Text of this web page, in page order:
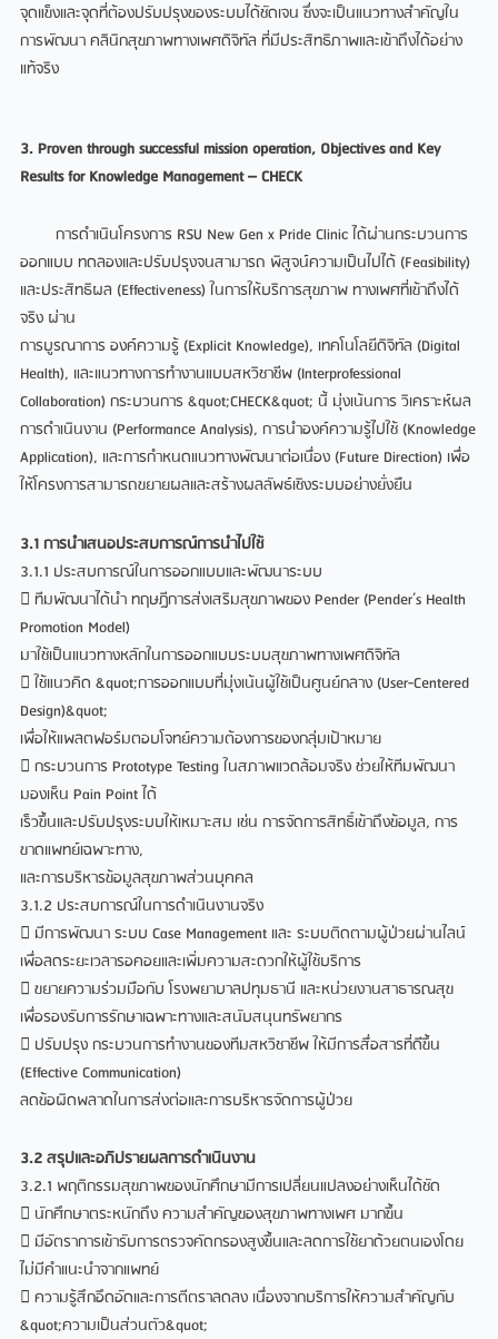
จุดแข็งและจุดที่ต้องปรับปรุงของระบบได้ชัดเจน ซึ่งจะเป็นแนวทางสำคัญใน
การพัฒนา คลินิกสุขภาพทางเพศดิจิทัล ที่มีประสิทธิภาพและเข้าถึงได้อย่าง
แท้จริง
3. Proven through successful mission operation, Objectives and Key
Results for Knowledge Management – CHECK
การดำเนินโครงการ RSU New Gen x Pride Clinic ได้ผ่านกระบวนการ
ออกแบบ ทดลองและปรับปรุงจนสามารถ พิสูจน์ความเป็นไปได้ (Feasibility)
และประสิทธิผล (Effectiveness) ในการให้บริการสุขภาพ ทางเพศที่เข้าถึงได้
จริง ผ่าน
การบูรณาการ องค์ความรู้ (Explicit Knowledge), เทคโนโลยีดิจิทัล (Digital
Health), และแนวทางการทำงานแบบสหวิชาชีพ (Interprofessional
Collaboration) กระบวนการ &quot;CHECK&quot; นี้ มุ่งเน้นการ วิเคราะห์ผล
การดำเนินงาน (Performance Analysis), การนำองค์ความรู้ไปใช้ (Knowledge
Application), และการกำหนดแนวทางพัฒนาต่อเนื่อง (Future Direction) เพื่อ
ให้โครงการสามารถขยายผลและสร้างผลลัพธ์เชิงระบบอย่างยั่งยืน
3.1 การนำเสนอประสบการณ์การนำไปใช้
3.1.1 ประสบการณ์ในการออกแบบและพัฒนาระบบ
 ทีมพัฒนาได้นำ ทฤษฎีการส่งเสริมสุขภาพของ Pender (Pender’s Health
Promotion Model)
มาใช้เป็นแนวทางหลักในการออกแบบระบบสุขภาพทางเพศดิจิทัล
 ใช้แนวคิด &quot;การออกแบบที่มุ่งเน้นผู้ใช้เป็นศูนย์กลาง (User-Centered
Design)&quot;
เพื่อให้แพลตฟอร์มตอบโจทย์ความต้องการของกลุ่มเป้าหมาย
 กระบวนการ Prototype Testing ในสภาพแวดล้อมจริง ช่วยให้ทีมพัฒนา
มองเห็น Pain Point ได้
เร็วขึ้นและปรับปรุงระบบให้เหมาะสม เช่น การจัดการสิทธิ์เข้าถึงข้อมูล, การ
ขาดแพทย์เฉพาะทาง,
และการบริหารข้อมูลสุขภาพส่วนบุคคล
3.1.2 ประสบการณ์ในการดำเนินงานจริง
 มีการพัฒนา ระบบ Case Management และ ระบบติดตามผู้ป่วยผ่านไลน์
เพื่อลดระยะเวลารอคอยและเพิ่มความสะดวกให้ผู้ใช้บริการ
 ขยายความร่วมมือกับ โรงพยาบาลปทุมธานี และหน่วยงานสาธารณสุข
เพื่อรองรับการรักษาเฉพาะทางและสนับสนุนทรัพยากร
 ปรับปรุง กระบวนการทำงานของทีมสหวิชาชีพ ให้มีการสื่อสารที่ดีขึ้น
(Effective Communication)
ลดข้อผิดพลาดในการส่งต่อและการบริหารจัดการผู้ป่วย
3.2 สรุปและอภิปรายผลการดำเนินงาน
3.2.1 พฤติกรรมสุขภาพของนักศึกษามีการเปลี่ยนแปลงอย่างเห็นได้ชัด
 นักศึกษาตระหนักถึง ความสำคัญของสุขภาพทางเพศ มากขึ้น
 มีอัตราการเข้ารับการตรวจคัดกรองสูงขึ้นและลดการใช้ยาด้วยตนเองโดย
ไม่มีคำแนะนำจากแพทย์
 ความรู้สึกอึดอัดและการตีตราลดลง เนื่องจากบริการให้ความสำคัญกับ
&quot;ความเป็นส่วนตัว&quot;